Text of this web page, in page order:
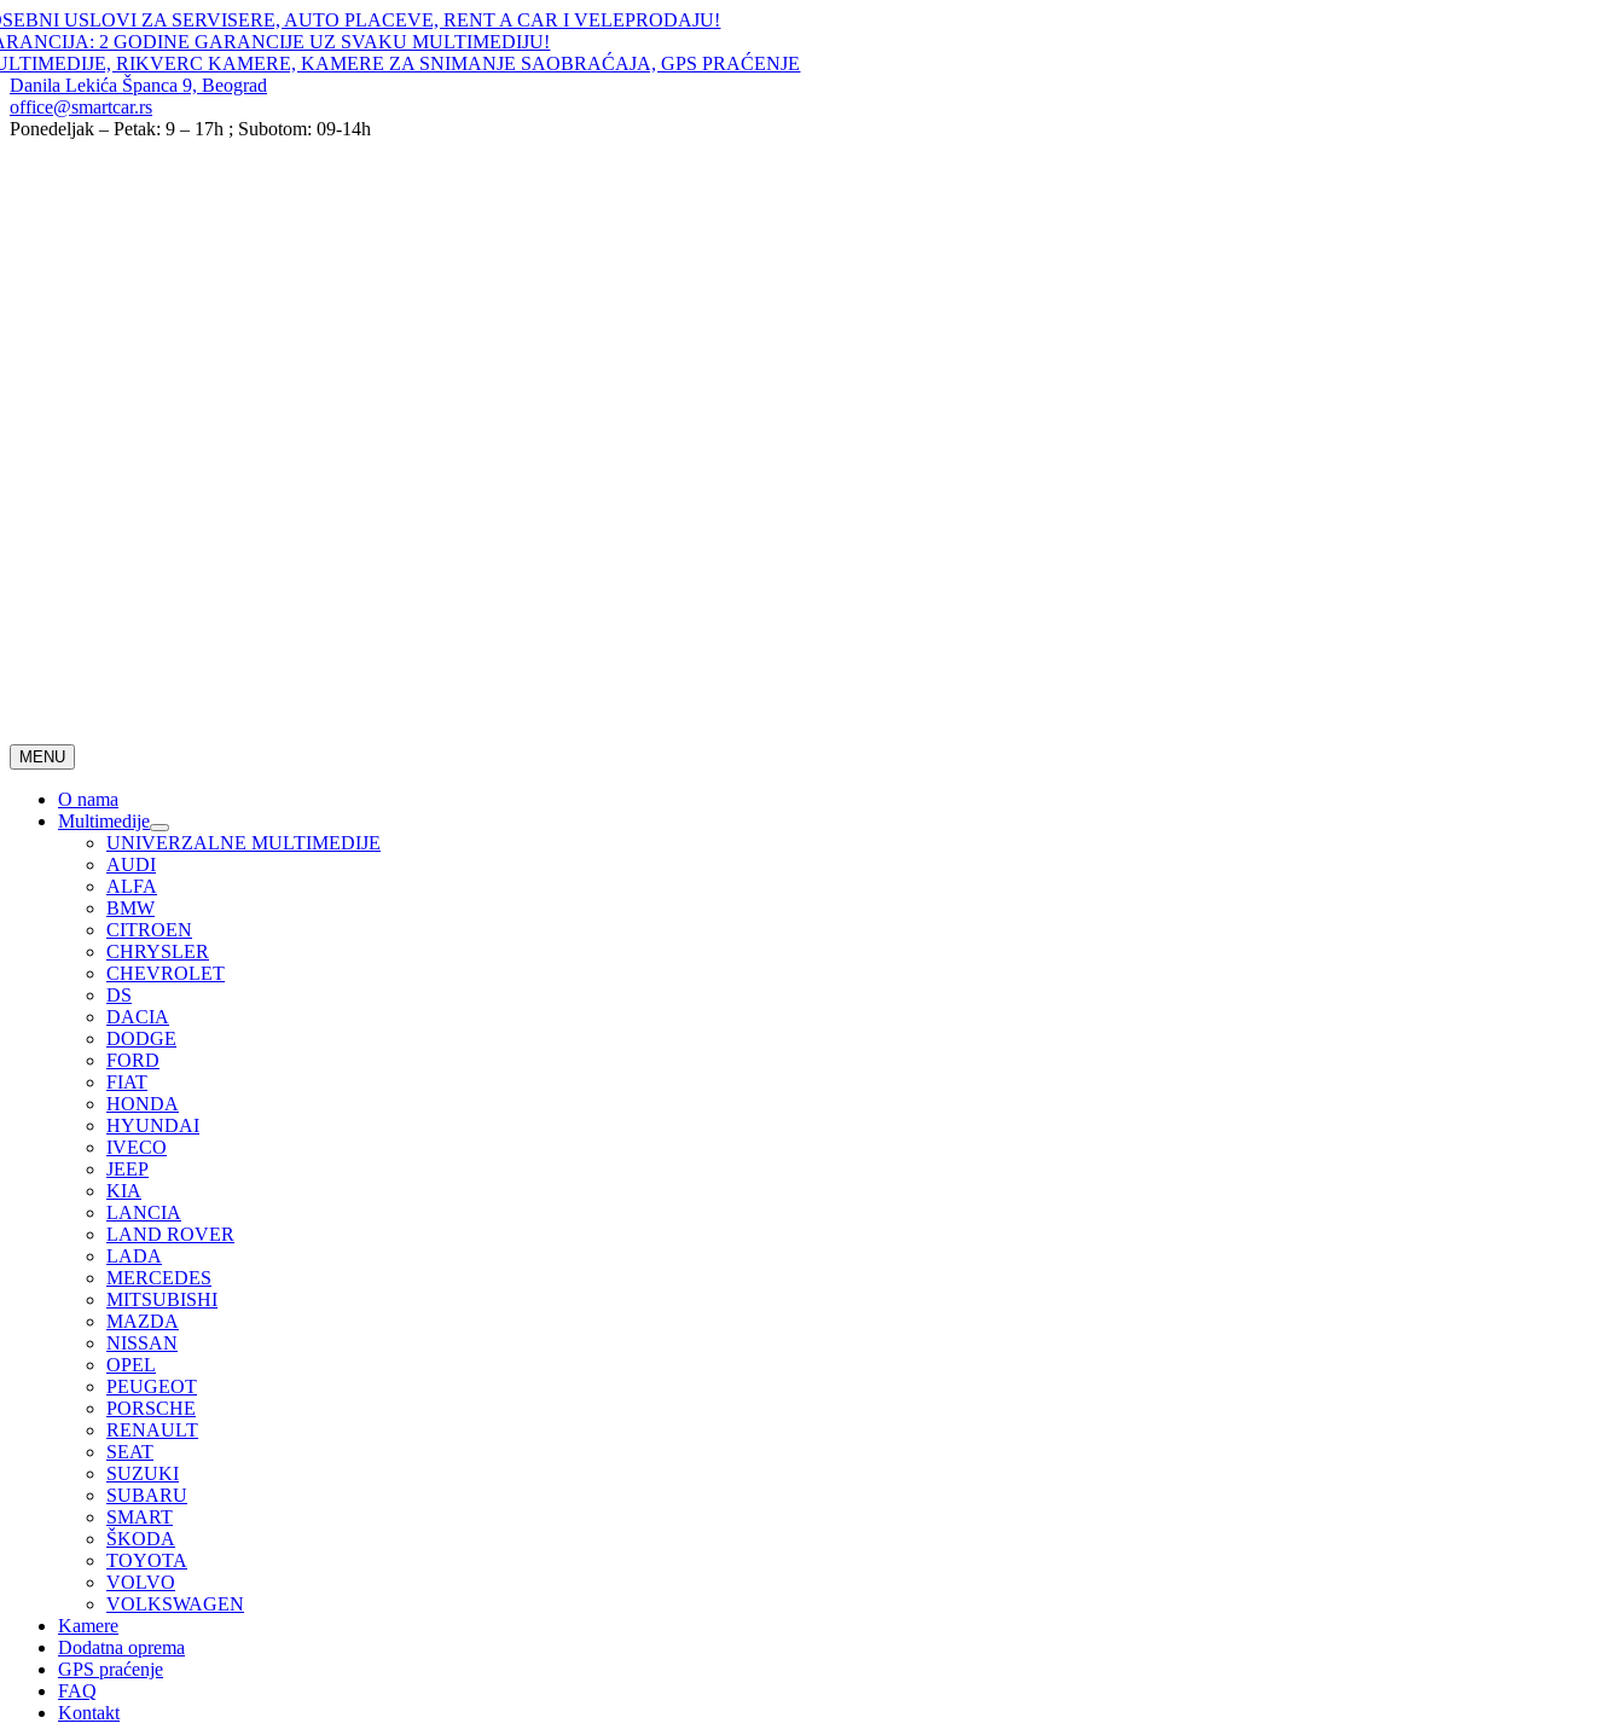
Skip
to
content
USLOVI ZA SERVISERE, AUTO PLACEVE, RENT A CAR I VELEPRODAJU!
2 GODINE GARANCIJE UZ SVAKU MULTIMEDIJU!
RIKVERC KAMERE, KAMERE ZA SNIMANJE SAOBRAĆAJA, GPS PRAĆENJE
Danila Lekića Španca 9, Beograd
office@smartcar.rs
Ponedeljak – Petak: 9 – 17h ; Subotom: 09-14h
MENU
O nama
Multimedije
UNIVERZALNE MULTIMEDIJE
AUDI
ALFA
BMW
CITROEN
CHRYSLER
CHEVROLET
DS
DACIA
DODGE
FORD
FIAT
HONDA
HYUNDAI
IVECO
JEEP
KIA
LANCIA
LAND ROVER
LADA
MERCEDES
MITSUBISHI
MAZDA
NISSAN
OPEL
PEUGEOT
PORSCHE
RENAULT
SEAT
SUZUKI
SUBARU
SMART
ŠKODA
TOYOTA
VOLVO
VOLKSWAGEN
Kamere
Dodatna oprema
GPS praćenje
FAQ
Kontakt